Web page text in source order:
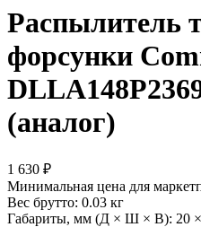
Распылитель
форсунки
(аналог)
1 630 ₽
Минимальная цена для
Вес брутто: 0.03 кг
Габариты, мм (Д × Ш × В): 20